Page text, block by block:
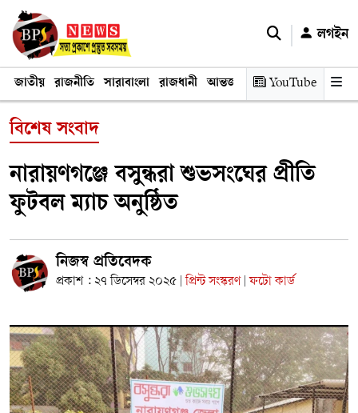
লগইন
জাতীয় রাজনীতি সারাবাংলা রাজধানী আন্তর্জাতিক অর্থনীতি তথ্য
YouTube
বিশেষ সংবাদ
নারায়ণগঞ্জে বসুন্ধরা শুভসংঘের প্রীতি
ফুটবল ম্যাচ অনুষ্ঠিত
নিজস্ব প্রতিবেদক
প্রকাশ : ২৭ ডিসেম্বর ২০২৫ প্রিন্ট সংস্করণ ফটো কার্ড